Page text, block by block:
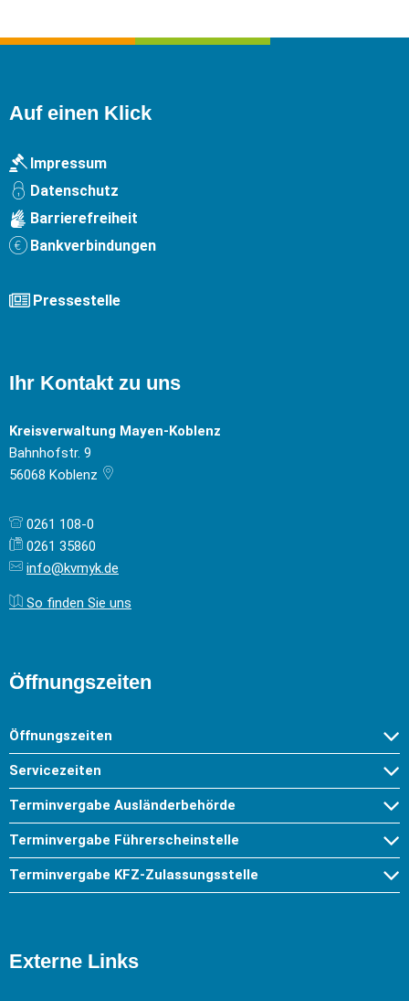
Auf einen Klick
Impressum
Datenschutz
Barrierefreiheit
Bankverbindungen
Pressestelle
Ihr Kontakt zu uns
Kreisverwaltung Mayen-Koblenz
Bahnhofstr. 9
56068 Koblenz
0261 108-0
0261 35860
info@kvmyk.de
So finden Sie uns
Öffnungszeiten
Öffnungszeiten
Servicezeiten
Terminvergabe Ausländerbehörde
Terminvergabe Führerscheinstelle
Terminvergabe KFZ-Zulassungsstelle
Externe Links